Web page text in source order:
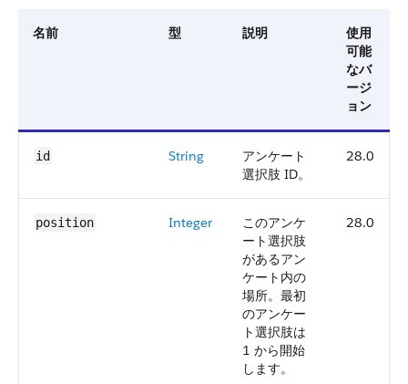
名前 型 説明
使用
可能
なバ
ージ
ョン
id String
アンケート
選択肢 ID。
28.0
position Integer
このアンケ
ート選択肢
があるアン
ケート内の
場所。最初
のアンケー
ト選択肢は
1 から開始
します。
28.0